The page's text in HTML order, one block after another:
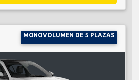
MONOVOLUMEN DE 5 PLAZAS